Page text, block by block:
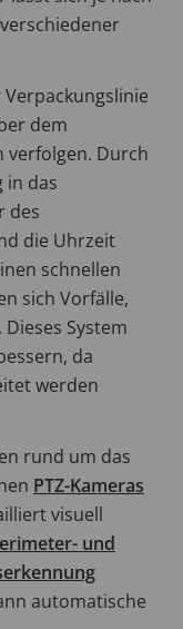
dem
verfolgen. Durch
in das
des
die Uhrzeit
schnellen
sich Vorfälle,
System
da
werden
rund um das
PTZ-Kameras
visuell
und
automatische